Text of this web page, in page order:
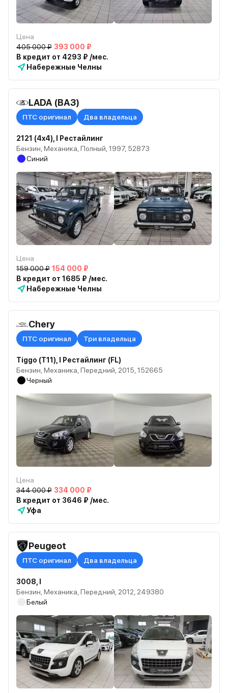
Цена
405 000 ₽ 393 000 ₽
В кредит от 4293 ₽ /мес.
Набережные Челны
LADA (ВАЗ)
ПТС оригинал Два владельца
2121 (4x4), I Рестайлинг
Бензин, Механика, Полный, 1997, 52873
Синий
Цена
159 000 ₽ 154 000 ₽
В кредит от 1685 ₽ /мес.
Набережные Челны
Chery
ПТС оригинал Три владельца
Tiggo (T11), I Рестайлинг (FL)
Бензин, Механика, Передний, 2015, 152665
Черный
Цена
344 000 ₽ 334 000 ₽
В кредит от 3646 ₽ /мес.
Уфа
Peugeot
ПТС оригинал Два владельца
3008, I
Бензин, Механика, Передний, 2012, 249380
Белый